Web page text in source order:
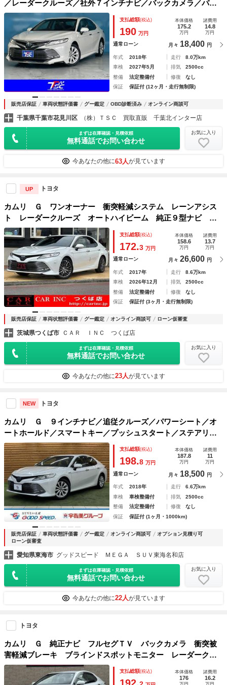
／レーダークルーズ／社外７インチナビ／バックカメラ／パワ
ーシート／レーンキープ／パーキングアシスト／フルセグＴＶ
視聴／Ｂｌｕｅｔｏｏｔｈ接続／ＥＴＣ
支払総額(税込)
190 万円
本体価格
175.2
万円
諸費用
14.8
万円
通常ローン 月々 18,400 円
年式 2018年 走行
8.0万km
車検
2027年5月 排気
2500cc
整備
法定整備付 修復
なし
保証
保証付 (12ヶ月・走行無制限)
販売店保証 車両状態評価書 グー鑑定 OBD診断済み オンライン商談可
千葉県千葉市花見川区 （株）ＴＳＣ 買取直販 千葉北インター店
まずは在庫確認・見積依頼
無料通話でお問い合わせ
お気に入り
今あなたの他に63人が見ています
UP トヨタ
カムリ Ｇ ワンオーナー 衝突軽減システム レーンアシス
ト レーダークルーズ オートハイビーム 純正９型ナビ バ
ックカメラ Ｂｌｕｅｔｏｏｔｈ フルセグ モデリスタトラ
ンクスポイラー 社外１８ＡＷ ＥＴＣ２．０
支払総額(税込)
172.3 万円
本体価格
158.6
万円
諸費用
13.7
万円
通常ローン 月々 26,600 円
年式 2017年 走行
8.6万km
車検
2026年12月 排気
2500cc
整備
法定整備付 修復
なし
保証
保証付 (3ヶ月・走行無制限)
販売店保証 車両状態評価書 グー鑑定 オンライン商談可 ローン仮審査
茨城県つくば市 ＣＡＲ ＩＮＣ つくば店
まずは在庫確認・見積依頼
無料通話でお問い合わせ
お気に入り
今あなたの他に23人が見ています
NEW トヨタ
カムリ Ｇ ９インチナビ／追従クルーズ／パワーシート／オ
ートホールド／スマートキー／プッシュスタート／ステアリン
グスイッチ／バックカメラ／フルセグＴＶ／オートライト／オ
ートエアコン／オートマチックハイビーム
支払総額(税込)
198.8 万円
本体価格
187.8
万円
諸費用
11
万円
通常ローン 月々 18,500 円
年式 2018年 走行
6.6万km
車検
車検整備付 排気
2500cc
整備
法定整備付 修復
なし
保証
保証付 (1ヶ月・1000km)
販売店保証 車両状態評価書 グー鑑定 オンライン商談可
オプション見積り可
ローン仮審査
愛知県東海市 グッドスピード ＭＥＧＡ ＳＵＶ東海名和店
まずは在庫確認・見積依頼
無料通話でお問い合わせ
お気に入り
今あなたの他に22人が見ています
トヨタ
カムリ Ｇ 純正ナビ フルセグＴＶ バックカメラ 衝突被
害軽減ブレーキ ブラインドスポットモニター レーダークル
ーズコントロール タイヤ空気圧モニター クリアランスソナ
ー ＬＥＤヘッドライト 純正アルミ ＥＴＣ
支払総額(税込) 本体価格
176
諸費用
16.2